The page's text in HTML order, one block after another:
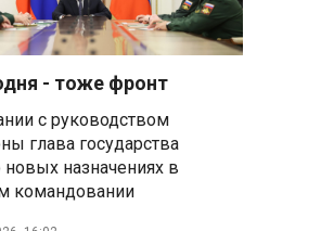
- тоже фронт
с руководством
глава государства
назначениях в
командовании